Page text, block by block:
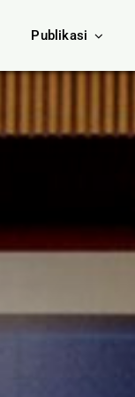
Publikasi